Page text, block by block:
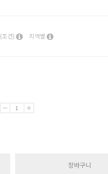
(조건) 지역별
장바구니